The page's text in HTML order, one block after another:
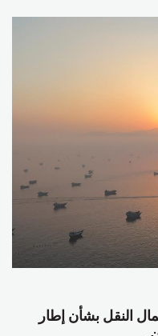
النقل بشأن إطار